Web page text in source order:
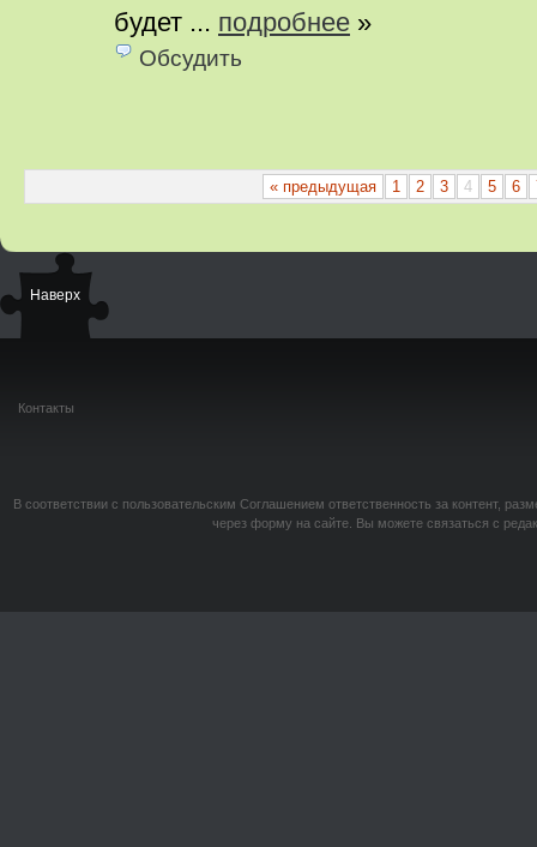
будет ... подробнее »
Обсудить
« предыдущая 1 2 3 4 5 6
Наверх
Контакты
В соответствии с пользовательским Соглашением ответственность за контент,
через форму на сайте. Вы можете связаться с